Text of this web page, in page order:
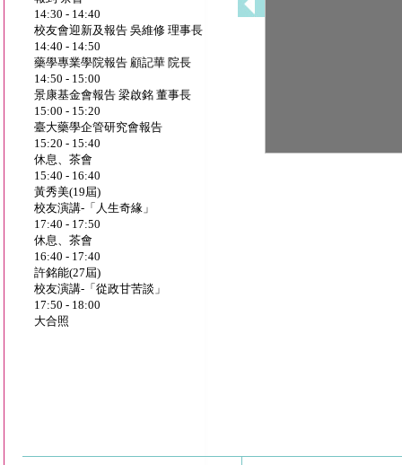
14:30 - 14:40
校友會迎新及報告 吳維修 理事長
14:40 - 14:50
藥學專業學院報告 顧記華 院長
14:50 - 15:00
景康基金會報告 梁啟銘 董事長
15:00 - 15:20
臺大藥學企管研究會報告
15:20 - 15:40
休息、茶會
15:40 - 16:40
黃秀美(19屆)
校友演講-「人生奇緣」
17:40 - 17:50
休息、茶會
16:40 - 17:40
許銘能(27屆)
校友演講-「從政甘苦談」
17:50 - 18:00
大合照